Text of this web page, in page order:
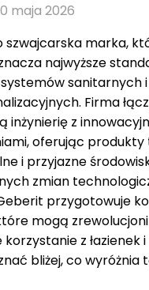
maja 2026
szwajcarska marka,
najwyższe
sanitarnych
Firma
inżynierię z
oferując produkty
i przyjazne
zmian
przygotowuje
mogą
z łazienek i
bliżej, co wyróżnia